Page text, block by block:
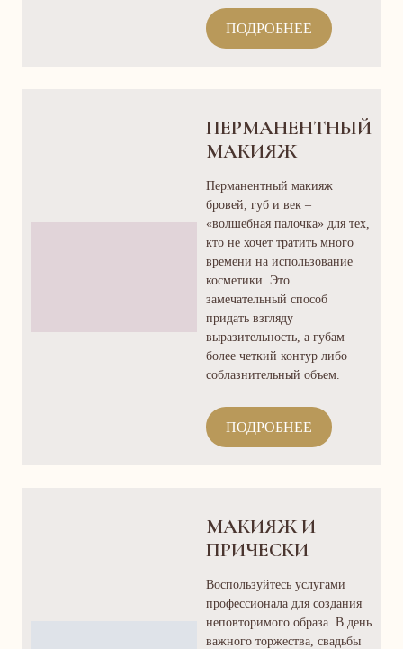
ПОДРОБНЕЕ
ПЕРМАНЕНТНЫЙ
МАКИЯЖ
Перманентный макияж
бровей, губ и век –
«волшебная палочка» для тех,
кто не хочет тратить много
времени на использование
косметики. Это
замечательный способ
придать взгляду
выразительность, а губам
более четкий контур либо
соблазнительный объем.
ПОДРОБНЕЕ
МАКИЯЖ И
ПРИЧЕСКИ
Воспользуйтесь услугами
профессионала для создания
неповторимого образа. В день
важного торжества, свадьбы